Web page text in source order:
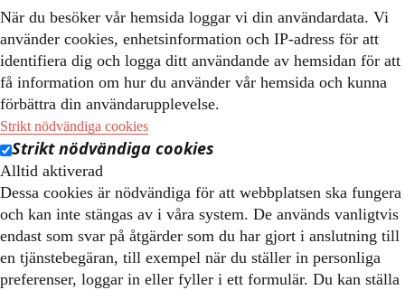
När du besöker vår hemsida loggar vi din användardata. Vi
använder cookies, enhetsinformation och IP-adress för att
identifiera dig och logga ditt användande av hemsidan för att
få information om hur du använder vår hemsida och kunna
förbättra din användarupplevelse.
Strikt nödvändiga cookies
Strikt nödvändiga cookies
Alltid aktiverad
Dessa cookies är nödvändiga för att webbplatsen ska fungera
och kan inte stängas av i våra system. De används vanligtvis
endast som svar på åtgärder som du har gjort i anslutning till
en tjänstebegäran, till exempel när du ställer in personliga
preferenser, loggar in eller fyller i ett formulär. Du kan ställa